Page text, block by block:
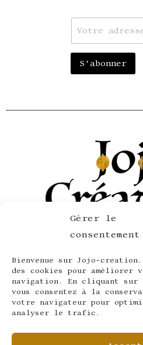
Gérer le
consentement
Bienvenue sur Jojo-
des cookies pour améliorer
navigation. En cliquant sur
vous consentez à la
votre navigateur pour
analyser le trafic.
E
a
i
*
S'abonner
SERVICE CLIENT
LÉGAL ET CONFIDENTIALITÉ
LA SOCIÉTÉ
SUIVEZ-NOUS